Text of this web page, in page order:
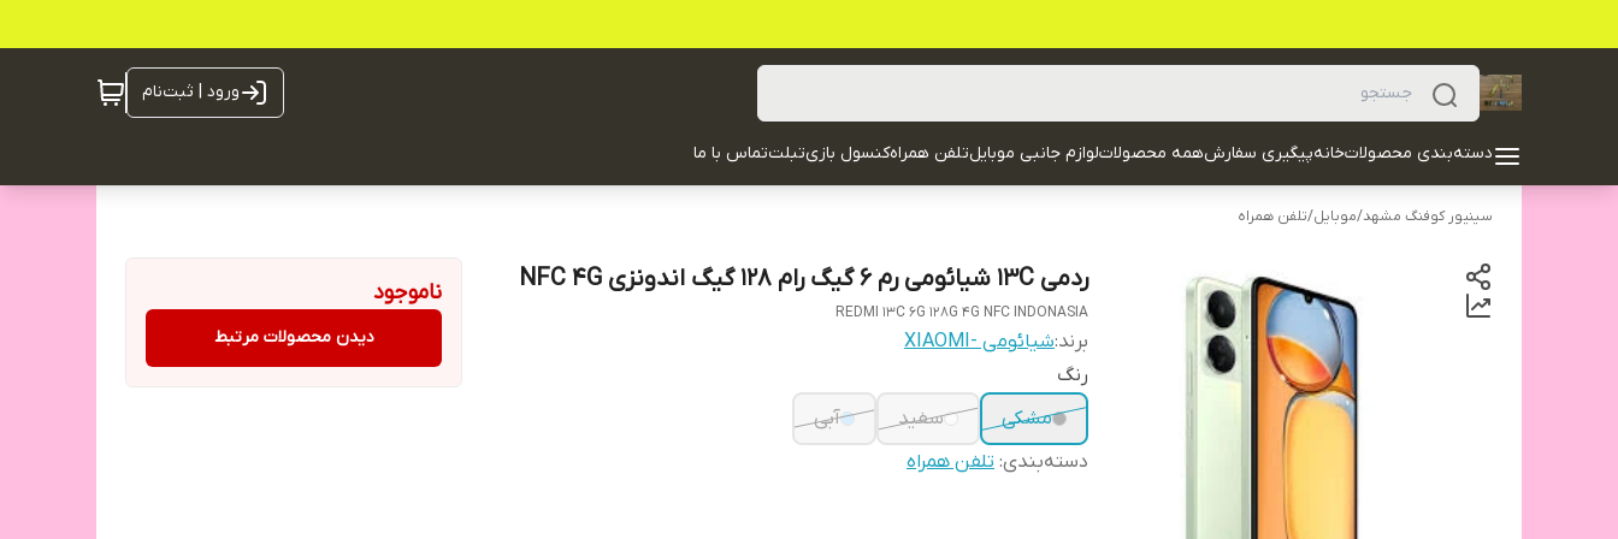
ورود | ثبت‌نام
دسته‌بندی محصولاتخانهپیگیری سفارشهمه محصولاتلوازم جانبی موبایلتلفن همراهکنسول بازیتبلتتماس با ما
سینیور کوفنگ مشهد/موبایل/تلفن همراه
ردمی 13C شیائومی رم 6 گیگ رام 128 گیگ اندونزی NFC 4G
REDMI 13C 6G 128G 4G NFC INDONASIA
برند:شیائومی -XIAOMI
رنگ
مشکی
سفید
آبی
دسته‌بندی: تلفن همراه
ناموجود
دیدن محصولات مرتبط